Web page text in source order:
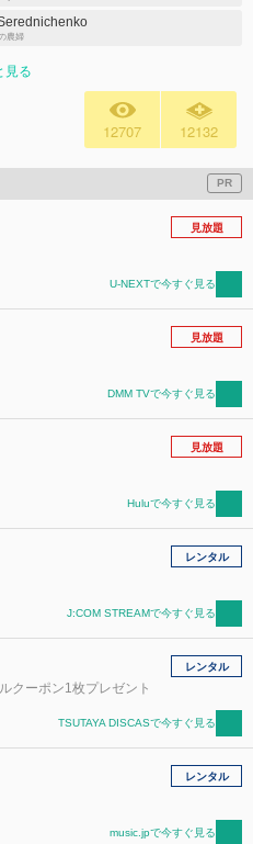
農婦
見る
12707 12132
PR
見放題
U-NEXTで今すぐ見る
見放題
DMM TVで今すぐ見る
見放題
Huluで今すぐ見る
レンタル
J:COM STREAMで今すぐ見る
クーポン1枚プレゼント
レンタル
TSUTAYA DISCASで今すぐ見る
レンタル
music.jpで今すぐ見る